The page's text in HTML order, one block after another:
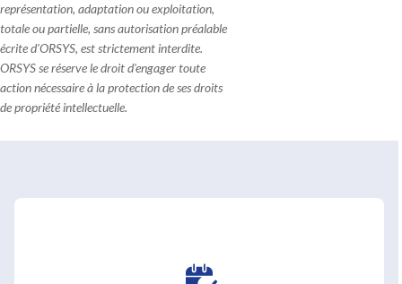
représentation, adaptation ou exploitation,
totale ou partielle, sans autorisation préalable
écrite d'ORSYS, est strictement interdite.
ORSYS se réserve le droit d'engager toute
action nécessaire à la protection de ses droits
de propriété intellectuelle.